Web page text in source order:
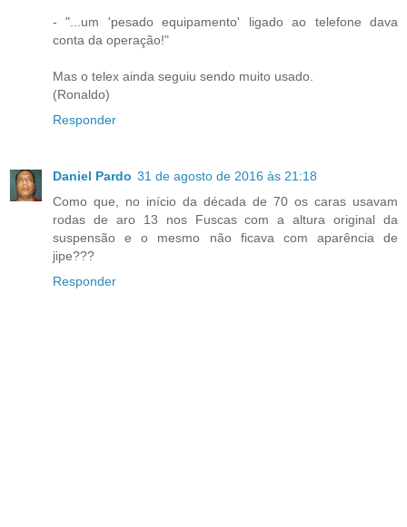
- "...um 'pesado equipamento' ligado ao telefone dava
conta da operação!"
Mas o telex ainda seguiu sendo muito usado.
(Ronaldo)
Responder
Daniel Pardo 31 de agosto de 2016 às 21:18
Como que, no início da década de 70 os caras usavam
rodas de aro 13 nos Fuscas com a altura original da
suspensão e o mesmo não ficava com aparência de
jipe???
Responder